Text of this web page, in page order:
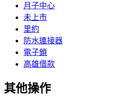
月子中心
未上市
里約
防水連接器
電子鎖
高雄借款
其他操作